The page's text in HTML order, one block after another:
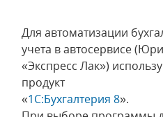
Для автоматизации
учета в автосервисе
«Экспресс Лак»)
продукт
«1С:Бухгалтерия 8».